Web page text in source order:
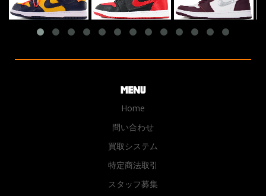
Home
問い合わせ
買取システム
特定商法取引
スタッフ募集